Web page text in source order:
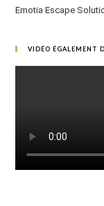
Emotia Escape
VIDÉO ÉGALEMENT